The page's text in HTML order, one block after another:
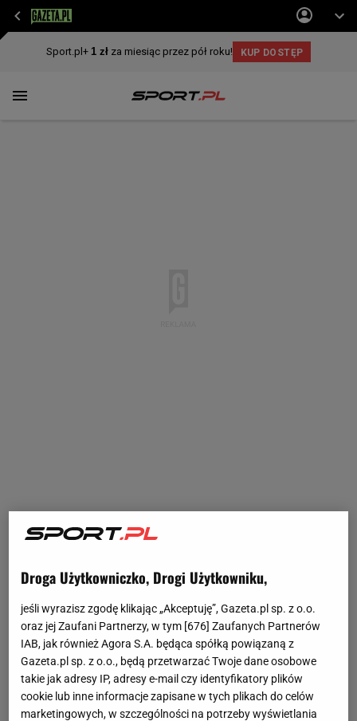
Droga Użytkowniczko, Drogi Użytkowniku,
jeśli wyrazisz zgodę klikając „Akceptuję”, Gazeta.pl sp. z o.o.
oraz jej Zaufani Partnerzy, w tym [676] Zaufanych Partnerów
IAB, jak również Agora S.A. będąca spółką powiązaną z
Gazeta.pl sp. z o.o., będą przetwarzać Twoje dane osobowe
takie jak adresy IP, adresy e-mail czy identyfikatory plików
cookie lub inne informacje zapisane w tych plikach do celów
marketingowych, w szczególności na potrzeby wyświetlania